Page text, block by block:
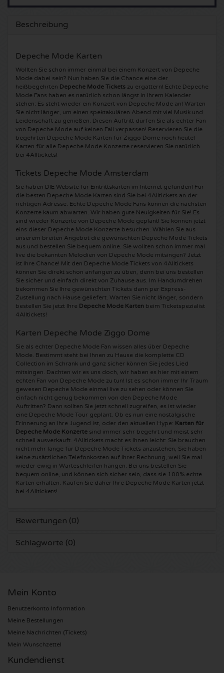
Toto Karten
UB 40 Karten
De Amsterdamse Zomer karten
Normaal Karten
Tom Jones Karten
Ed Sheeran Karten
Shawn Mendes Karten
Oscar and the Wolf tickets
Red Hot Chili Peppers Karten
Bryan Adams Karten
Coldplay Karten
Patrick Bruel Karten
Avril Lavigne Karten
Genesis Karten
Anouk Karten
Eagles Karten
Justin Bieber Karten
Kings of Leon Karten
Iron Maiden Karten
Maan Karten
Michael Buble Karten
Intents Karten
Valhalla Karten
OH MY Karten
Kralingse Bos Festival
Free Your Mind Festival Karten
Strafwerk Karten
Into The Great Wide Open Karten
Breda Live Karten
7th Sunday Festival Karten
Harmony of Hardcore Karten
Parkzicht Outdoor Festival Karten
Into the Woods Karten
The Qontinent Karten
Chin Chin Karten
Lekker en Live Karten
Kingsland Festival Karten
Joy x Flow Festival
Het Amsterdams Verbond Karten
Shockerz Karten
Swedish House Mafia Karten
Charlotte de Witte Karten
909 Karten
Verknipt Karten
DLDK Karten
Above Beyond Karten
Disclosure Karten
Qapital Karten
Hardwell Karten
X-Qlusive Holland Karten
Supremacy Karten
X-Qlusive Karten
Glow in the Dark Karten
Audio Obscura Karten
A Nightmare in Rotterdam Karten
Underworld Karten
Peggy Gou Karten
No Art Karten
Vroeger Was Alles Beter Festival Karten
Beschreibung
Depeche Mode Karten
Wollten Sie schon immer einmal bei einem Konzert von Depeche
Mode dabei sein? Nun haben Sie die Chance eine der
heißbegehrten Depeche Mode Tickets zu ergattern! Echte Depeche
Mode Fans haben es natürlich schon längst in Ihrem Kalender
stehen: Es steht wieder ein Konzert von Depeche Mode an! Warten
Sie nicht länger, um einen spektakulären Abend mit viel Musik und
Leidenschaft zu genießen. Diesen Auftritt dürfen Sie als echter Fan
von Depeche Mode auf keinen Fall verpassen! Reservieren Sie die
begehrten Depeche Mode Karten für Ziggo Dome noch heute!
Karten für alle Depeche Mode Konzerte reservieren Sie natürlich
bei 4Alltickets!
Tickets Depeche Mode Amsterdam
Sie haben DIE Website für Eintrittskarten im Internet gefunden! Für
die besten Depeche Mode Karten sind Sie bei 4Alltickets an der
richtigen Adresse. Echte Depeche Mode Fans können die nächsten
Konzerte kaum abwarten. Wir haben gute Neuigkeiten für Sie! Es
sind wieder Konzerte von Depeche Mode geplant! Sie können jetzt
eins dieser Depeche Mode Konzerte besuchen. Wählen Sie aus
unserem breiten Angebot die gewünschten Depeche Mode Tickets
aus und bestellen Sie bequem online. Sie wollten schon immer mal
live die bekannten Melodien von Depeche Mode mitsingen? Jetzt
ist Ihre Chance! Mit den Depeche Mode Tickets von 4Alltickets
können Sie direkt schon anfangen zu üben, denn bei uns bestellen
Sie sicher und einfach direkt von Zuhause aus. Im Handumdrehen
bekommen Sie Ihre gewünschten Tickets dann per Express-
Zustellung nach Hause geliefert. Warten Sie nicht länger, sondern
bestellen Sie jetzt Ihre Depeche Mode Karten beim Ticketspezialist
4Alltickets!
Karten Depeche Mode Ziggo Dome
Sie als echter Depeche Mode Fan wissen alles über Depeche
Mode. Bestimmt steht bei Ihnen zu Hause die komplette CD
Collection im Schrank und ganz sicher können Sie jedes Lied
mitsingen. Dachten wir es uns doch, wir haben es hier mit einem
echten Fan von Depeche Mode zu tun! Ist es schon immer Ihr Traum
gewesen Depeche Mode einmal live zu sehen oder können Sie
einfach nicht genug bekommen von den Depeche Mode
Auftritten? Dann sollten Sie jetzt schnell zugreifen, es ist wieder
eine Depeche Mode Tour geplant. Ob es nun eine nostalgische
Erinnerung an Ihre Jugend ist, oder den aktuellen Hype: Karten für
Depeche Mode Konzerte sind immer sehr begehrt und meist sehr
schnell ausverkauft. 4Alltickets macht es Ihnen leicht: Sie brauchen
nicht mehr lange für Depeche Mode Tickets anzustehen, Sie haben
keine zusätzlichen Telefonkosten auf Ihrer Rechnung, weil Sie mal
wieder ewig in Warteschleifen hängen. Bei uns bestellen Sie
bequem online, und können sich sicher sein, dass sie 100% echte
Karten erhalten. Kaufen Sie daher Ihre Depeche Mode Karten jetzt
bei 4Alltickets!
Bewertungen (0)
Schlagworte (0)
Mein Konto
Benutzerkonto Information
Meine Bestellungen
Meine Nachrichten (Tickets)
Mein Wunschzettel
Kundendienst